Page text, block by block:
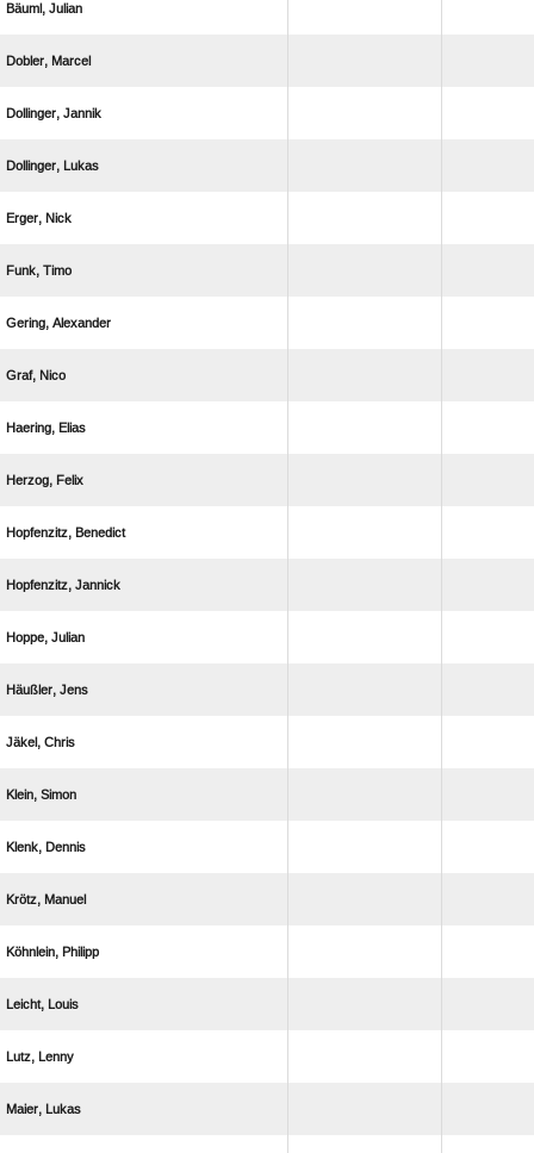
 
 
 
 
 
 
 
 
 
 
 
 
 
 
 
 
 
 
 
 
 
 